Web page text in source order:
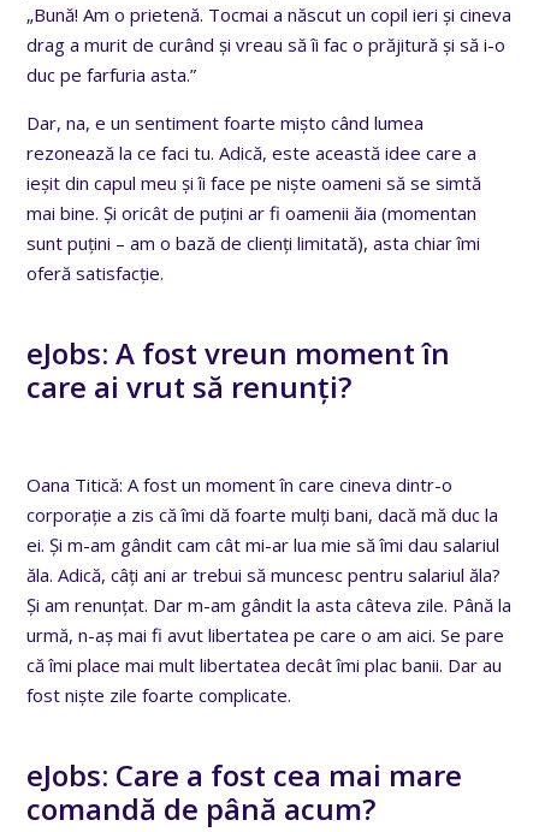
„Bună! Am o prietenă. Tocmai a născut un copil ieri și cineva
drag a murit de curând și vreau să îi fac o prăjitură și să i-o
duc pe farfuria asta.”
Dar, na, e un sentiment foarte mișto când lumea
rezonează la ce faci tu. Adică, este această idee care a
ieșit din capul meu și îi face pe niște oameni să se simtă
mai bine. Și oricât de puțini ar fi oamenii ăia (momentan
sunt puțini – am o bază de clienți limitată), asta chiar îmi
oferă satisfacție.
eJobs: A fost vreun moment în
care ai vrut să renunți?
Oana Titică: A fost un moment în care cineva dintr-o
corporație a zis că îmi dă foarte mulți bani, dacă mă duc la
ei. Și m-am gândit cam cât mi-ar lua mie să îmi dau salariul
ăla. Adică, câți ani ar trebui să muncesc pentru salariul ăla?
Și am renunțat. Dar m-am gândit la asta câteva zile. Până la
urmă, n-aș mai fi avut libertatea pe care o am aici. Se pare
că îmi place mai mult libertatea decât îmi plac banii. Dar au
fost niște zile foarte complicate.
eJobs: Care a fost cea mai mare
comandă de până acum?